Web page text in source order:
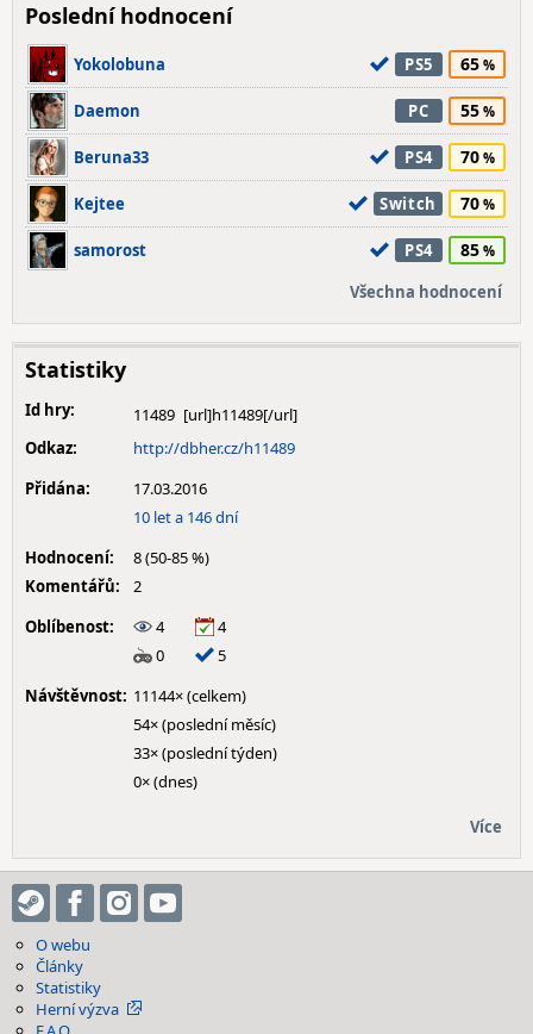
Poslední hodnocení
Yokolobuna PS5 65
Daemon PC 55
Beruna33 PS4 70
Kejtee Switch 70
samorost PS4 85
Všechna hodnocení
Statistiky
Id hry:
11489
Odkaz:
http://dbher.cz/h11489
Přidána:
17.03.2016
10 let a 146 dní
Hodnocení:
8 (50-85 %)
Komentářů:
2
Oblíbenost:
4
4
0
5
Návštěvnost: 11144× (celkem)
54× (poslední měsíc)
33× (poslední týden)
0× (dnes)
Více
O webu
Články
Statistiky
Herní výzva